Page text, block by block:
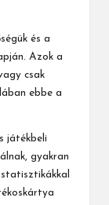
és a
Azok a
csak
ebbe a
játékbeli
gyakran